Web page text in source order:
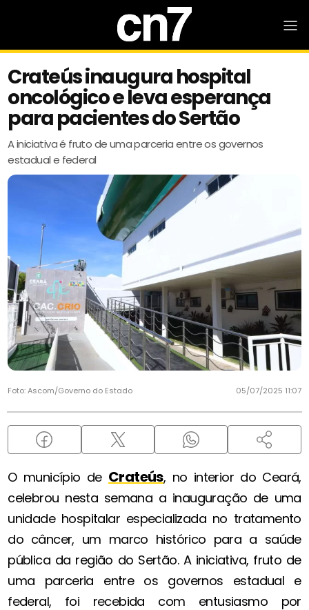
Crateús inaugura hospital
oncológico e leva esperança
para pacientes do Sertão
A iniciativa é fruto de uma parceria entre os governos
estadual e federal
Foto: Ascom/Governo do Estado 05/07/2025 11:07
O município de Crateús, no interior do Ceará,
celebrou nesta semana a inauguração de uma
unidade hospitalar especializada no tratamento
do câncer, um marco histórico para a saúde
pública da região do Sertão. A iniciativa, fruto de
uma parceria entre os governos estadual e
federal, foi recebida com entusiasmo por